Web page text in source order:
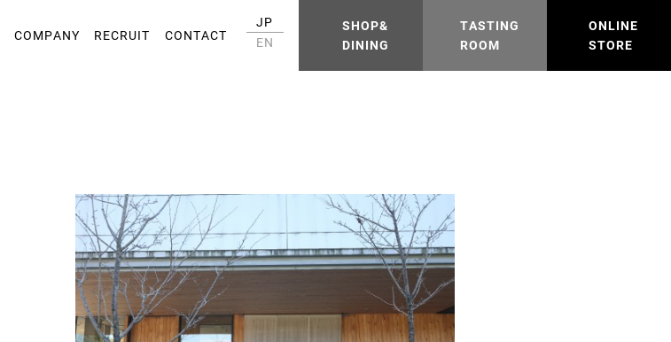
SHOP&
DINING
TASTING
ROOM
ONLINE
STORE
JP
EN
COMPANY RECRUIT CONTACT